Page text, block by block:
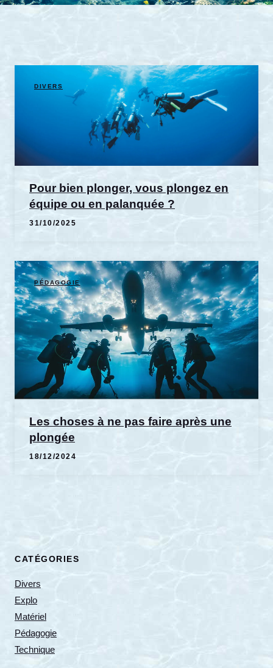
DIVERS
Pour bien plonger, vous plongez en
équipe ou en palanquée ?
31/10/2025
PÉDAGOGIE
Les choses à ne pas faire après une
plongée
18/12/2024
CATÉGORIES
Divers
Explo
Matériel
Pédagogie
Technique